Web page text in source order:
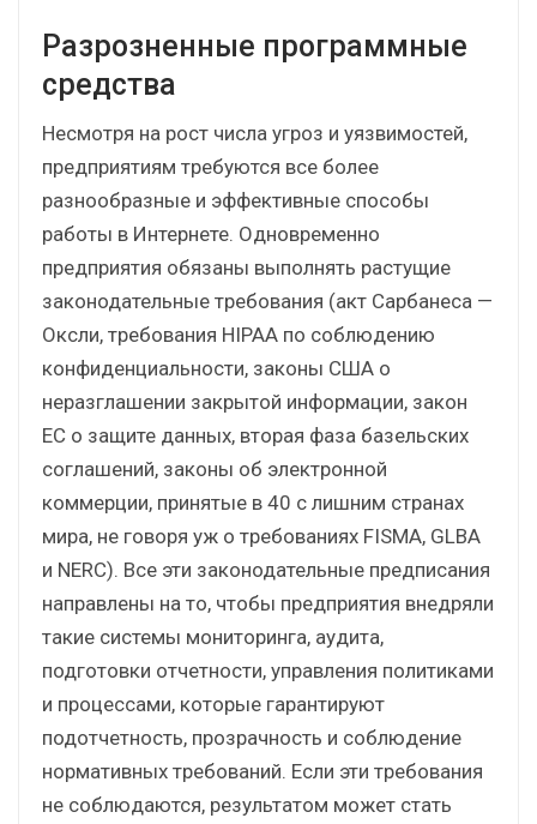
Разрозненные программные
средства
Несмотря на рост числа угроз и уязвимостей,
предприятиям требуются все более
разнообразные и эффективные способы
работы в Интернете. Одновременно
предприятия обязаны выполнять растущие
законодательные требования (акт Сарбанеса —
Оксли, требования HIPAA по соблюдению
конфиденциальности, законы США о
неразглашении закрытой информации, закон
ЕС о защите данных, вторая фаза базельских
соглашений, законы об электронной
коммерции, принятые в 40 с лишним странах
мира, не говоря уж о требованиях FISMA, GLBA
и NERC). Все эти законодательные предписания
направлены на то, чтобы предприятия внедряли
такие системы мониторинга, аудита,
подготовки отчетности, управления политиками
и процессами, которые гарантируют
подотчетность, прозрачность и соблюдение
нормативных требований. Если эти требования
не соблюдаются, результатом может стать